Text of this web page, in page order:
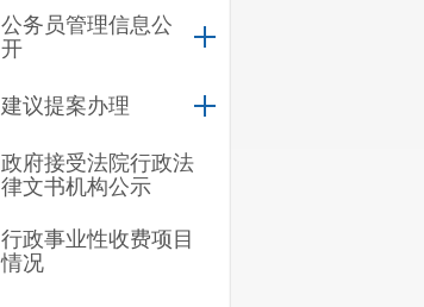
公务员管理信息公
开
建议提案办理
政府接受法院行政法
律文书机构公示
行政事业性收费项目
情况